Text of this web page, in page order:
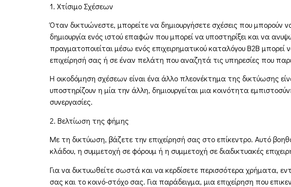
1. Χτίσιμο Σχέσεων
Όταν δικτυώνεστε, μπορείτε να δημιουργήσετε σχέσεις που
δημιουργία ενός ιστού επαφών που μπορεί να υποστηρίξει και να
πραγματοποιείται μέσω ενός επιχειρηματικού καταλόγου B2B
επιχείρησή σας ή σε έναν πελάτη που αναζητά τις υπηρεσίες που
Η οικοδόμηση σχέσεων είναι ένα άλλο πλεονέκτημα της δικτύωσης
υποστηρίζουν η μία την άλλη, δημιουργείται μια κοινότητα
συνεργασίες.
2. Βελτίωση της φήμης
Με τη δικτύωση, βάζετε την επιχείρησή σας στο επίκεντρο. Αυτό
κλάδου, η συμμετοχή σε φόρουμ ή η συμμετοχή σε διαδικτυακές
Για να δικτυωθείτε σωστά και να κερδίσετε περισσότερα χρήματα,
σας και το κοινό-στόχο σας. Για παράδειγμα, μια επιχείρηση που